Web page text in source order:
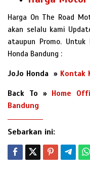
Harga On The Road
akan selalu kami
ataupun Promo. Untuk
Honda Bandung :
JoJo Honda » Kontak
Back To » Home
Bandung
Sebarkan ini: